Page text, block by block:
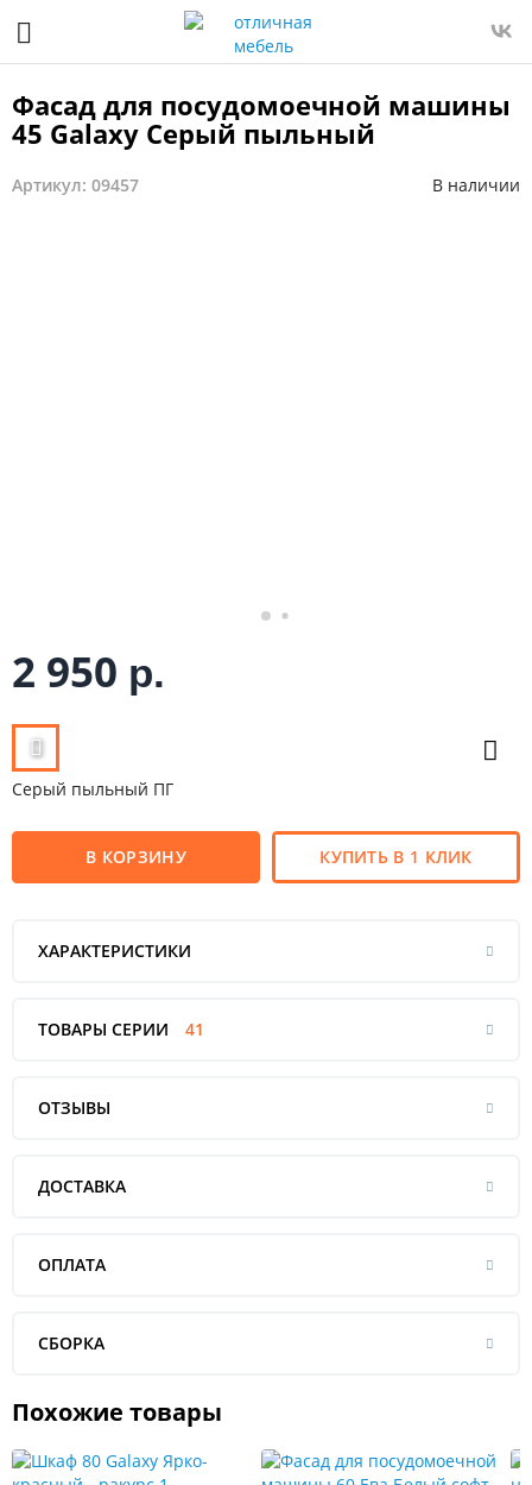
Фасад для посудомоечной машины
45 Galaxy Серый пыльный
Артикул: 09457 В наличии
2 950 р.
Серый пыльный ПГ
В КОРЗИНУ КУПИТЬ В 1 КЛИК
ХАРАКТЕРИСТИКИ
ТОВАРЫ СЕРИИ 41
ОТЗЫВЫ
ДОСТАВКА
ОПЛАТА
СБОРКА
Похожие товары